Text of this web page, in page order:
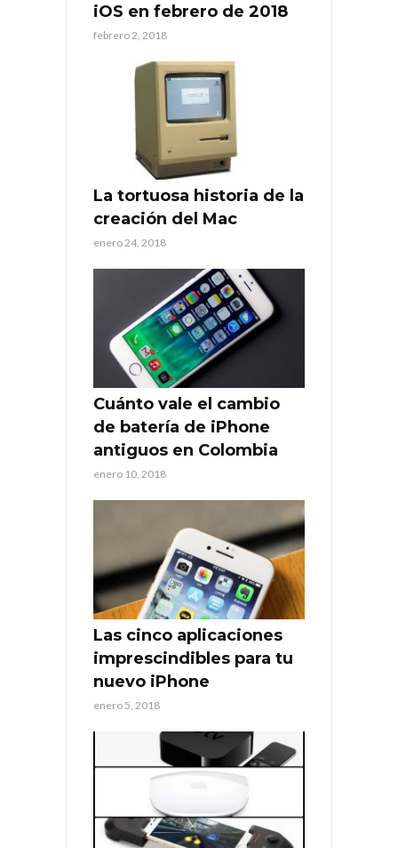
iOS en febrero de 2018
febrero 2, 2018
La tortuosa historia de la
creación del Mac
enero 24, 2018
Cuánto vale el cambio
de batería de iPhone
antiguos en Colombia
enero 10, 2018
Las cinco aplicaciones
imprescindibles para tu
nuevo iPhone
enero 5, 2018